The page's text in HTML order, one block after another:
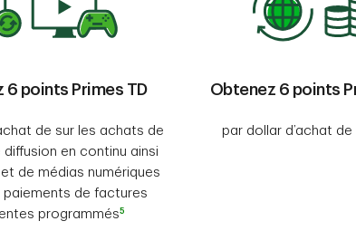
6 points Primes TD
de sur les achats de
en continu ainsi
de médias numériques
de factures
programmés5
Obtenez 6 points
par dollar d’achat de